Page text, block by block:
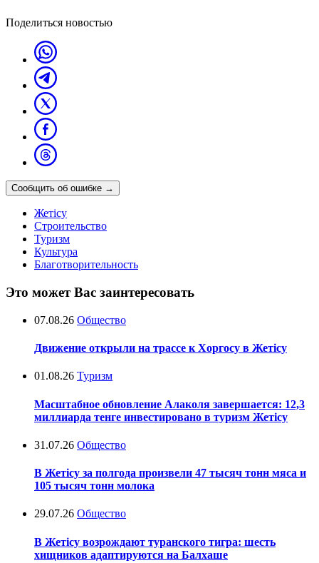
Поделиться новостью
Сообщить об ошибке →
Жетісу
Строительство
Туризм
Культура
Благотворительность
Это может Вас заинтересовать
07.08.26 Общество
Движение открыли на трассе к Хоргосу в Жетісу
01.08.26 Туризм
Масштабное обновление Алаколя завершается: 12,3
миллиарда тенге инвестировано в туризм Жетісу
31.07.26 Общество
В Жетісу за полгода произвели 47 тысяч тонн мяса и
105 тысяч тонн молока
29.07.26 Общество
В Жетісу возрождают туранского тигра: шесть
хищников адаптируются на Балхаше